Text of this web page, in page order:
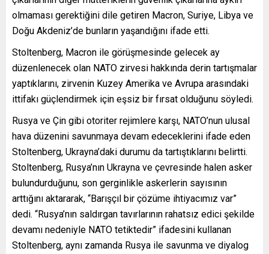
olmaması gerektiğini dile getiren Macron, Suriye, Libya ve
Doğu Akdeniz’de bunların yaşandığını ifade etti.
Stoltenberg, Macron ile görüşmesinde gelecek ay
düzenlenecek olan NATO zirvesi hakkında derin tartışmalar
yaptıklarını, zirvenin Kuzey Amerika ve Avrupa arasındaki
ittifakı güçlendirmek için eşsiz bir fırsat olduğunu söyledi.
Rusya ve Çin gibi otoriter rejimlere karşı, NATO’nun ulusal
hava düzenini savunmaya devam edeceklerini ifade eden
Stoltenberg, Ukrayna’daki durumu da tartıştıklarını belirtti.
Stoltenberg, Rusya’nın Ukrayna ve çevresinde halen asker
bulundurduğunu, son gerginlikle askerlerin sayısının
arttığını aktararak, “Barışçıl bir çözüme ihtiyacımız var”
dedi. “Rusya’nın saldırgan tavırlarının rahatsız edici şekilde
devamı nedeniyle NATO tetiktedir” ifadesini kullanan
Stoltenberg, aynı zamanda Rusya ile savunma ve diyalog